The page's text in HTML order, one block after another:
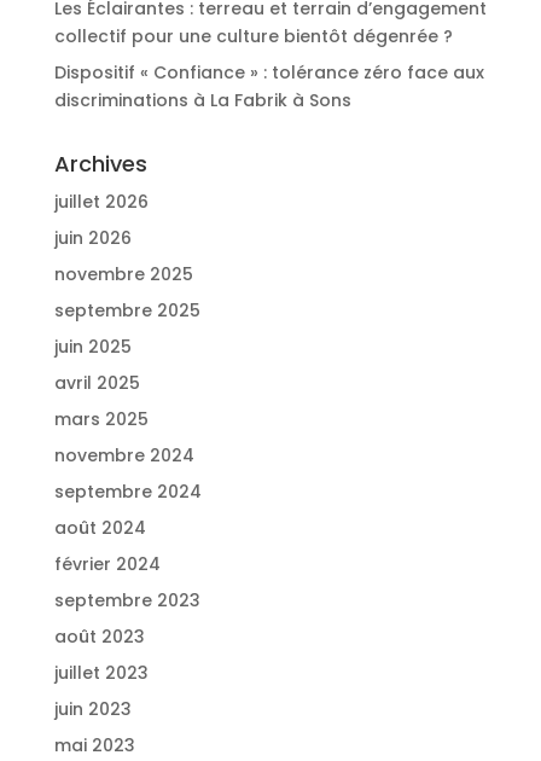
Les Éclairantes : terreau et terrain d’engagement
collectif pour une culture bientôt dégenrée ?
Dispositif « Confiance » : tolérance zéro face aux
discriminations à La Fabrik à Sons
Archives
juillet 2026
juin 2026
novembre 2025
septembre 2025
juin 2025
avril 2025
mars 2025
novembre 2024
septembre 2024
août 2024
février 2024
septembre 2023
août 2023
juillet 2023
juin 2023
mai 2023